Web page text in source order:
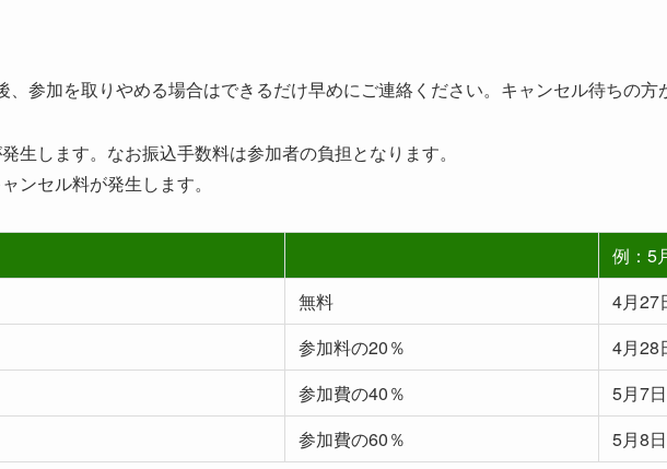
、参加を取りやめる場合はできるだけ早めにご連絡ください。キャンセル待ちの
生します。なお振込手数料は参加者の負担となります。
ンセル料が発生します。
例：5
無料
4月27
参加料の20％
4月28
参加費の40％
5月7日
参加費の60％ 5月8日